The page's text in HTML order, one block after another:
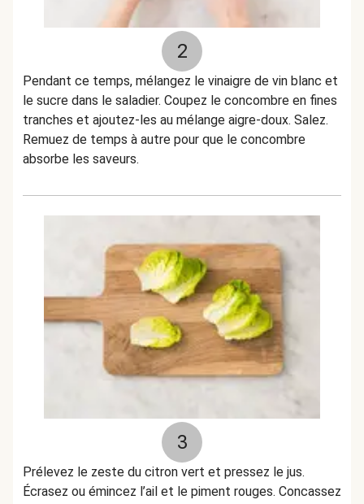
2
Pendant ce temps, mélangez le vinaigre de vin blanc et
le sucre dans le saladier. Coupez le concombre en fines
tranches et ajoutez-les au mélange aigre-doux. Salez.
Remuez de temps à autre pour que le concombre
absorbe les saveurs.
3
Prélevez le zeste du citron vert et pressez le jus.
Écrasez ou émincez l’ail et le piment rouges. Concassez